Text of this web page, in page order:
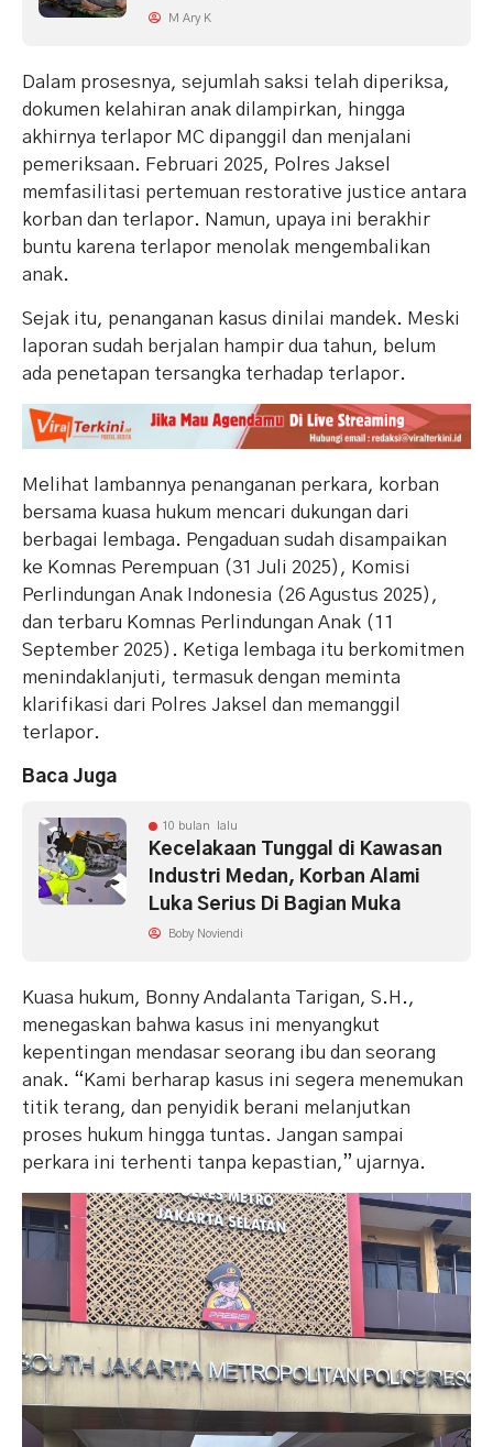
M Ary K
Dalam prosesnya, sejumlah saksi telah diperiksa,
dokumen kelahiran anak dilampirkan, hingga
akhirnya terlapor MC dipanggil dan menjalani
pemeriksaan. Februari 2025, Polres Jaksel
memfasilitasi pertemuan restorative justice antara
korban dan terlapor. Namun, upaya ini berakhir
buntu karena terlapor menolak mengembalikan
anak.
Sejak itu, penanganan kasus dinilai mandek. Meski
laporan sudah berjalan hampir dua tahun, belum
ada penetapan tersangka terhadap terlapor.
Melihat lambannya penanganan perkara, korban
bersama kuasa hukum mencari dukungan dari
berbagai lembaga. Pengaduan sudah disampaikan
ke Komnas Perempuan (31 Juli 2025), Komisi
Perlindungan Anak Indonesia (26 Agustus 2025),
dan terbaru Komnas Perlindungan Anak (11
September 2025). Ketiga lembaga itu berkomitmen
menindaklanjuti, termasuk dengan meminta
klarifikasi dari Polres Jaksel dan memanggil
terlapor.
Baca Juga
10 bulan lalu
Kecelakaan Tunggal di Kawasan
Industri Medan, Korban Alami
Luka Serius Di Bagian Muka
Boby Noviendi
Kuasa hukum, Bonny Andalanta Tarigan, S.H.,
menegaskan bahwa kasus ini menyangkut
kepentingan mendasar seorang ibu dan seorang
anak. “Kami berharap kasus ini segera menemukan
titik terang, dan penyidik berani melanjutkan
proses hukum hingga tuntas. Jangan sampai
perkara ini terhenti tanpa kepastian,” ujarnya.